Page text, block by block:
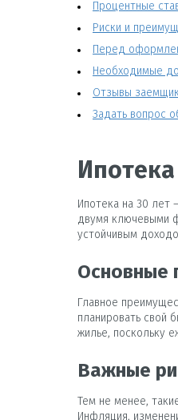
Процентные
Риски и
Перед
Необходимые
Отзывы
Задать вопрос
Ипотека на 30 лет
двумя ключевыми
устойчивым
Основные
Главное
планировать свой
жилье, поскольку
Важные
Тем не менее,
Инфляция,